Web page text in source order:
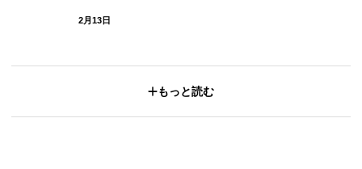
2月13日
もっと読む